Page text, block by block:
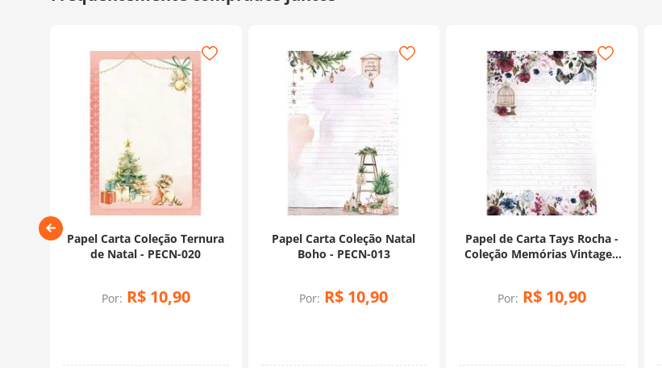
Papel Carta Coleção Ternura
de Natal - PECN-020
Por: R$ 10,90
Papel Carta Coleção Natal
Boho - PECN-013
Por: R$ 10,90
Papel de Carta Tays Rocha -
Coleção Memórias Vintage -
Por: R$ 10,90